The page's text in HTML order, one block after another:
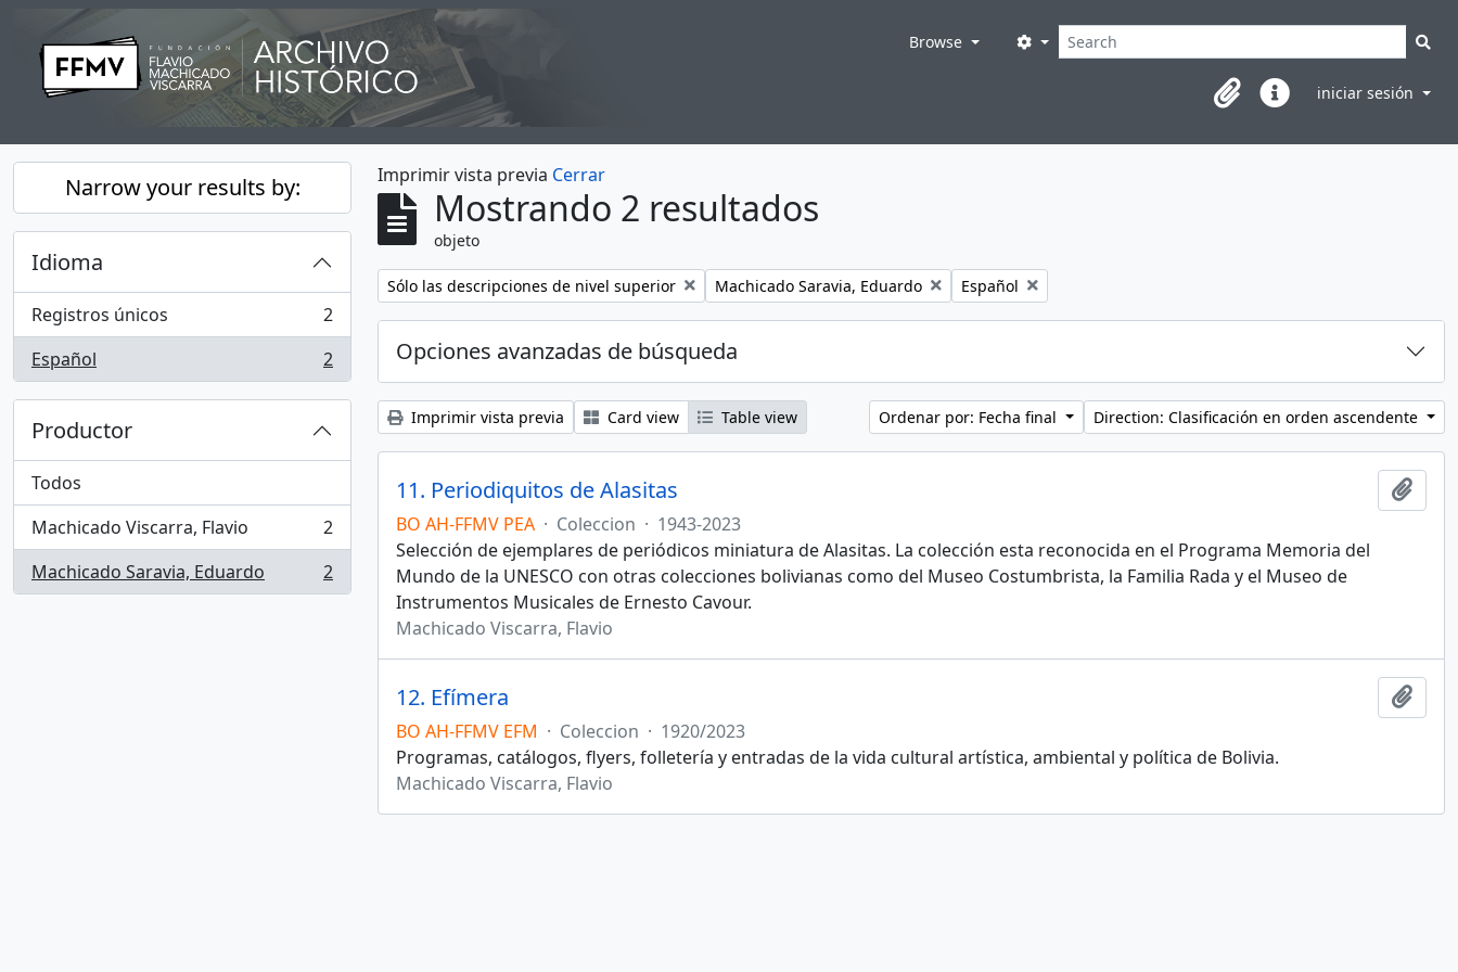
Skip to main content
Browse
Búsqueda
Search options
ClipboardEnlaces rápidos
iniciar sesión
Narrow your results by:
Idioma
Registros únicos
, 2 resultados
2
Español
, 2 resultados 2
Productor
Todos
Machicado Viscarra, Flavio
, 2 resultados
2
Machicado Saravia, Eduardo
, 2 resultados 2
Imprimir vista previa Cerrar
Mostrando 2 resultados
objeto
Remove filter:
Sólo las descripciones de nivel superior Remove filter:
Machicado Saravia, Eduardo Remove filter:
Español
Opciones avanzadas de búsqueda
Imprimir vista previa Card view Table view Ordenar por: Fecha final Direction: Clasificación en orden ascendente
11. Periodiquitos de Alasitas
BO AH-FFMV PEA · Coleccion · 1943-2023
Selección de ejemplares de periódicos miniatura de Alasitas. La colección esta reconocida en el Programa Memoria del
Mundo de la UNESCO con otras colecciones bolivianas como del Museo Costumbrista, la Familia Rada y el Museo de
Instrumentos Musicales de Ernesto Cavour.
Machicado Viscarra, Flavio
12. Efímera
BO AH-FFMV EFM · Coleccion · 1920/2023
Programas, catálogos, flyers, folletería y entradas de la vida cultural artística, ambiental y política de Bolivia.
Machicado Viscarra, Flavio